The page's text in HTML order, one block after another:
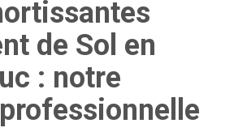
de Sol en
: notre